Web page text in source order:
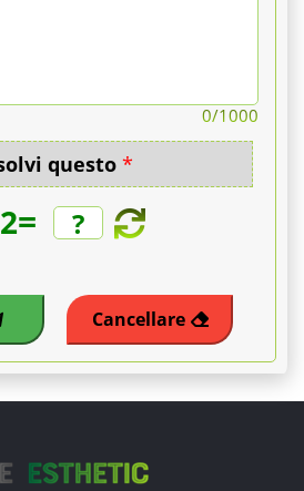
0/1000
questo *
2=
Cancellare